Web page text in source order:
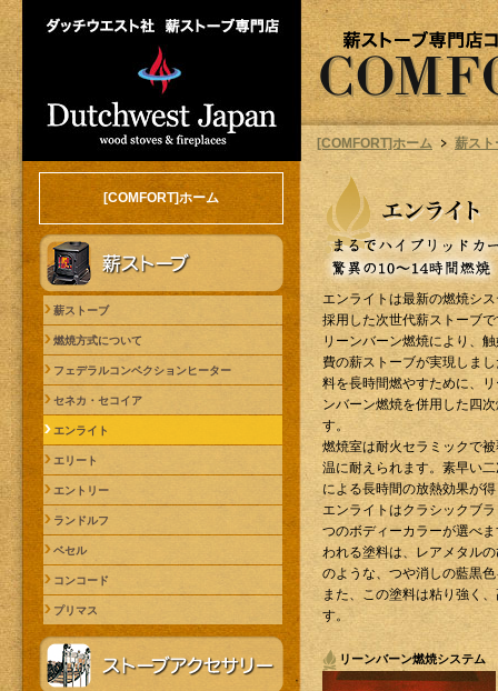
[COMFORT]ホーム 薪スト
[COMFORT]ホーム
薪ストーブ
燃焼方式について
フェデラルコンベクションヒーター
セネカ・セコイア
エンライト
エリート
エントリー
ランドルフ
ベセル
コンコード
プリマス
エンライトは最新の燃焼シ
採用した次世代薪ストーブ
リーンバーン燃焼により、
費の薪ストーブが実現しま
料を長時間燃やすために、
ンバーン燃焼を併用した四
す。
燃焼室は耐火セラミックで
温に耐えられます。素早い
による長時間の放熱効果が
エンライトはクラシックブ
つのボディーカラーが選べ
われる塗料は、レアメタル
のような、つや消しの藍黒
また、この塗料は粘り強く
す。
リーンバーン燃焼システム